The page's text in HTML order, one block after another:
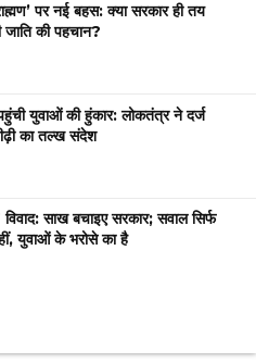
पर नई बहस: क्या सरकार ही तय
जाति की पहचान?
युवाओं की हुंकार: लोकतंत्र ने दर्ज
का तल्ख संदेश
साख बचाइए सरकार; सवाल सिर्फ
युवाओं के भरोसे का है